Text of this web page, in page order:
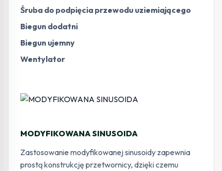
Śruba do podpięcia przewodu uziemiającego
Biegun dodatni
Biegun ujemny
Wentylator
MODYFIKOWANA SINUSOIDA
Zastosowanie modyfikowanej sinusoidy zapewnia
prostą konstrukcję przetwornicy, dzięki czemu